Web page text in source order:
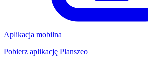
Aplikacja mobilna
Pobierz aplikację Planszeo